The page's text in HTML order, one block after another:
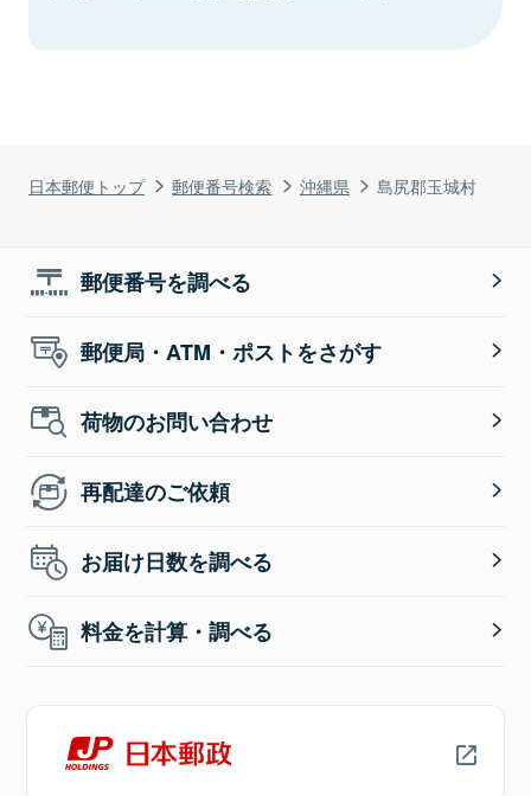
日本郵便トップ 郵便番号検索 沖縄県 島尻郡玉城村
郵便番号を調べる
郵便局・ATM・ポストをさがす
荷物のお問い合わせ
再配達のご依頼
お届け日数を調べる
料金を計算・調べる